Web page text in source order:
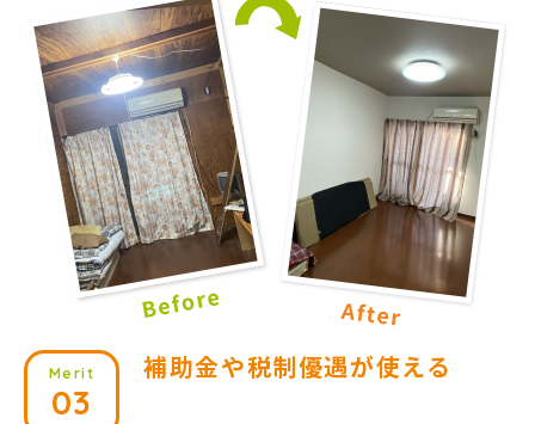
Merit
03
補助金や税制優遇が使える